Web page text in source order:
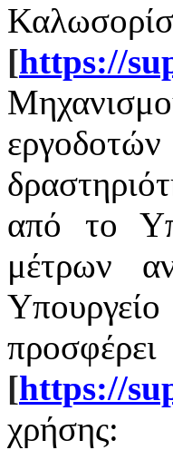
[https://
από το
μέτρων
προσφέρει
[https://
χρήσης: